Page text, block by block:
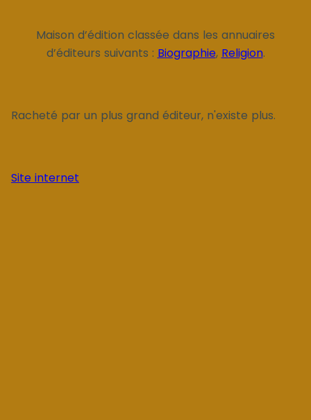
Maison d’édition classée dans les annuaires
d’éditeurs suivants : Biographie, Religion.
Racheté par un plus grand éditeur, n'existe plus.
Site internet